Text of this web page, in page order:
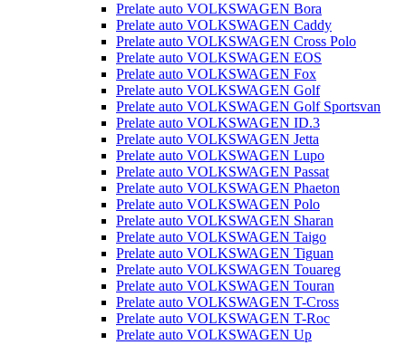
Prelate auto VOLKSWAGEN Bora
Prelate auto VOLKSWAGEN Caddy
Prelate auto VOLKSWAGEN Cross Polo
Prelate auto VOLKSWAGEN EOS
Prelate auto VOLKSWAGEN Fox
Prelate auto VOLKSWAGEN Golf
Prelate auto VOLKSWAGEN Golf Sportsvan
Prelate auto VOLKSWAGEN ID.3
Prelate auto VOLKSWAGEN Jetta
Prelate auto VOLKSWAGEN Lupo
Prelate auto VOLKSWAGEN Passat
Prelate auto VOLKSWAGEN Phaeton
Prelate auto VOLKSWAGEN Polo
Prelate auto VOLKSWAGEN Sharan
Prelate auto VOLKSWAGEN Taigo
Prelate auto VOLKSWAGEN Tiguan
Prelate auto VOLKSWAGEN Touareg
Prelate auto VOLKSWAGEN Touran
Prelate auto VOLKSWAGEN T-Cross
Prelate auto VOLKSWAGEN T-Roc
Prelate auto VOLKSWAGEN Up